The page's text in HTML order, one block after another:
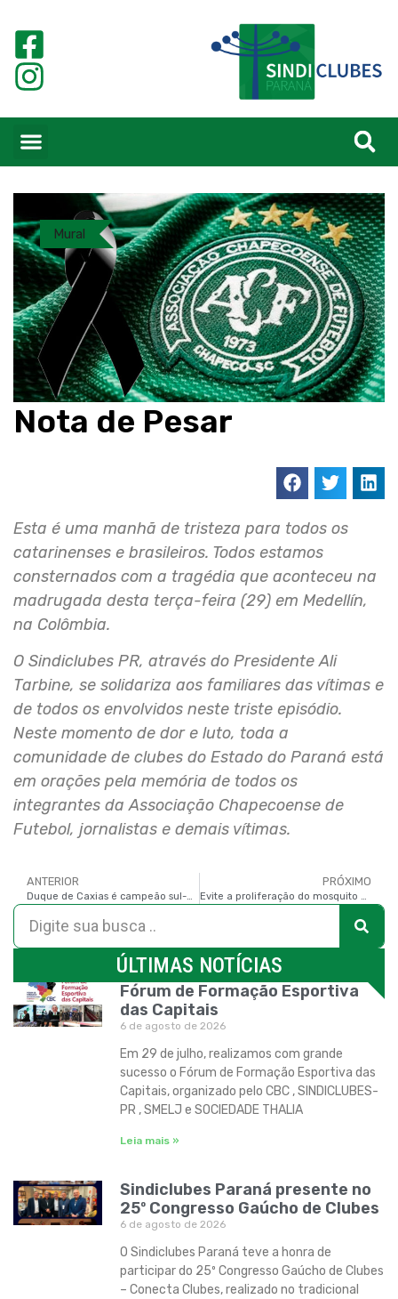
Mural
Nota de Pesar
Esta é uma manhã de tristeza para todos os
catarinenses e brasileiros. Todos estamos
consternados com a tragédia que aconteceu na
madrugada desta terça-feira (29) em Medellín,
na Colômbia.
O Sindiclubes PR, através do Presidente Ali
Tarbine, se solidariza aos familiares das vítimas e
de todos os envolvidos neste triste episódio.
Neste momento de dor e luto, toda a
comunidade de clubes do Estado do Paraná está
em orações pela memória de todos os
integrantes da Associação Chapecoense de
Futebol, jornalistas e demais vítimas.
ANTERIOR PRÓXIMO
ÚLTIMAS NOTÍCIAS
Fórum de Formação Esportiva
das Capitais
6 de agosto de 2026
Em 29 de julho, realizamos com grande
sucesso o Fórum de Formação Esportiva das
Capitais, organizado pelo CBC , SINDICLUBES-
PR , SMELJ e SOCIEDADE THALIA
Leia mais »
Sindiclubes Paraná presente no
25º Congresso Gaúcho de Clubes
6 de agosto de 2026
O Sindiclubes Paraná teve a honra de
participar do 25º Congresso Gaúcho de Clubes
– Conecta Clubes, realizado no tradicional